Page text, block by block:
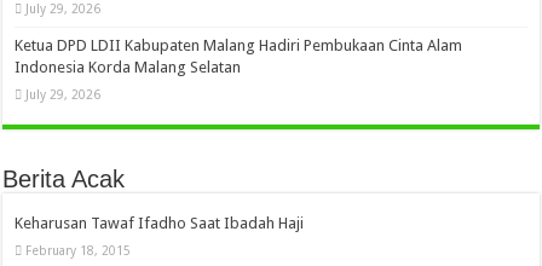
July 29, 2026
Ketua DPD LDII Kabupaten Malang Hadiri Pembukaan Cinta Alam
Indonesia Korda Malang Selatan
July 29, 2026
Berita Acak
Keharusan Tawaf Ifadho Saat Ibadah Haji
February 18, 2015